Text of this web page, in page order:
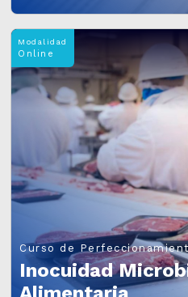
Modalidad
Online
Curso de
Inocuidad